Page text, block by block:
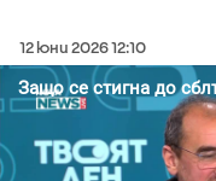
12 юни 2026 12:10